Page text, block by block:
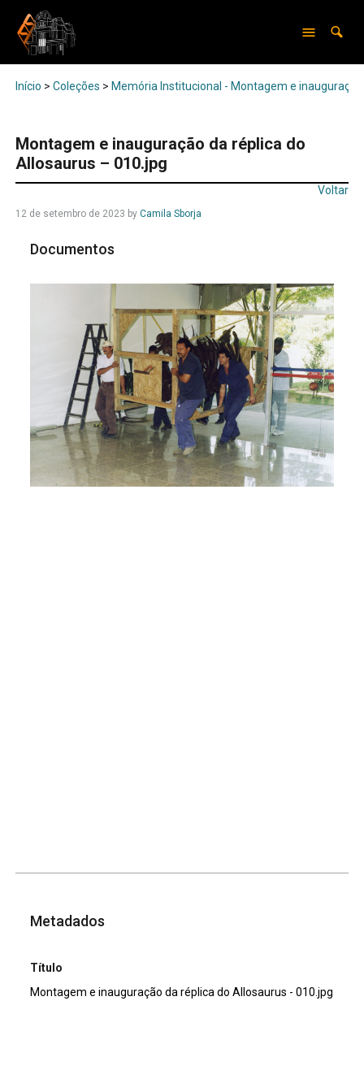
Início > Coleções > Memória Institucional - Montagem e
Montagem e inauguração da réplica do
Allosaurus – 010.jpg
Voltar
12 de setembro de 2023 by Camila Sborja
Documentos
Metadados
Título
Montagem e inauguração da réplica do Allosaurus - 010.jpg